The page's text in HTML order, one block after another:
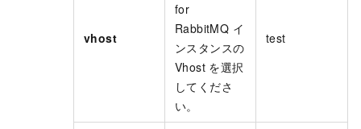
vhost
for
RabbitMQ イ
ンスタンスの
Vhost を選択
してくださ
い。
test